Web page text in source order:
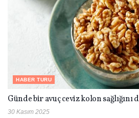
HABER TURU
Günde bir avuç ceviz kolon sağlığını
30 Kasım 2025